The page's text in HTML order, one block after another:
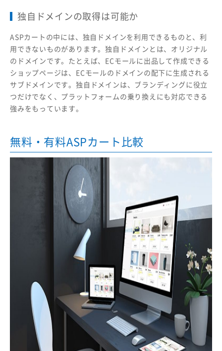
独自ドメインの取得は可能か
ASPカートの中には、独自ドメインを利用できるものと、利
用できないものがあります。独自ドメインとは、オリジナル
のドメインです。たとえば、ECモールに出品して作成できる
ショップページは、ECモールのドメインの配下に生成される
サブドメインです。独自ドメインは、ブランディングに役立
つだけでなく、プラットフォームの乗り換えにも対応できる
強みをもっています。
無料・有料ASPカート比較